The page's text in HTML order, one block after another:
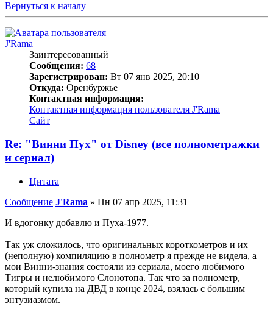
Вернуться к началу
J'Rama
Заинтересованный
Сообщения: 68
Зарегистрирован: Вт 07 янв 2025, 20:10
Откуда: Оренбуржье
Контактная информация:
Контактная информация пользователя J'Rama
Сайт
Re: "Винни Пух" от Disney (все полнометражки
и сериал)
Цитата
Сообщение J'Rama » Пн 07 апр 2025, 11:31
И вдогонку добавлю и Пуха-1977.
Так уж сложилось, что оригинальных короткометров и их
(неполную) компиляцию в полнометр я прежде не видела, а
мои Винни-знания состояли из сериала, моего любимого
Тигры и нелюбимого Слонотопа. Так что за полнометр,
который купила на ДВД в конце 2024, взялась с большим
энтузиазмом.